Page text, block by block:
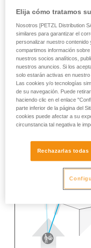
Elija cómo tratamos
Nosotros [PETZL Distribution
similares para garantizar el
personalizar nuestro contenido
compartimos información
nuestros socios analíticos,
nuestros anuncios. Si los
solo estarán activas en
Las cookies y/o tecnologías
de su navegación. Puede
haciendo clic en el enlace
parte inferior de la página del
cookies puede afectar a su
circunstancia tal negativa le
Rechazarlas todas